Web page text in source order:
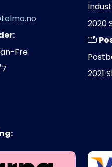
Fre
2020
2021